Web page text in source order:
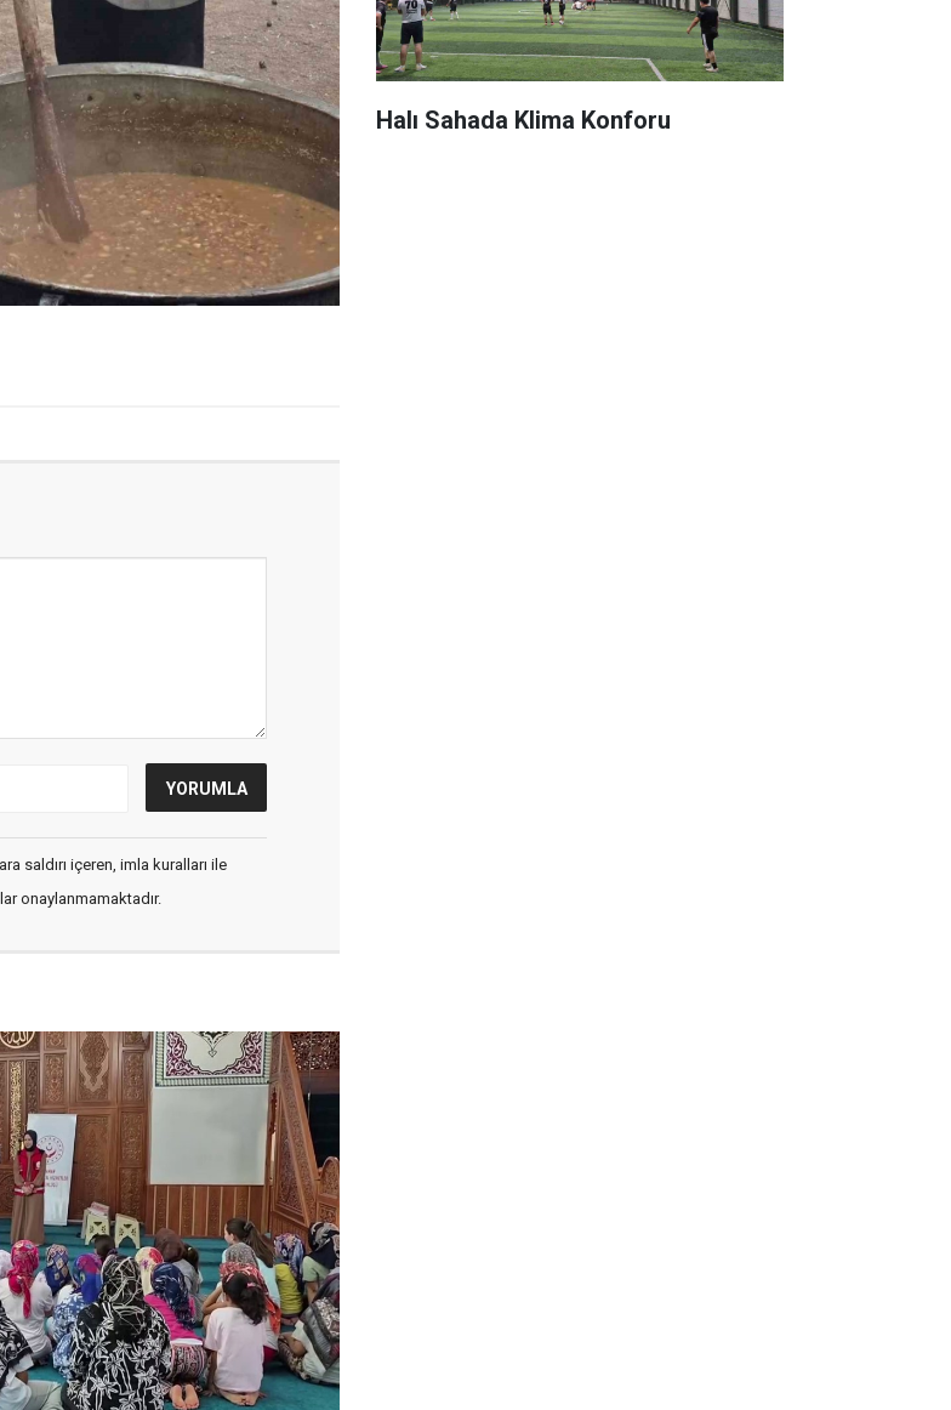
saldırı içeren, imla kuralları ile
onaylanmamaktadır.
Halı Sahada Klima Konforu